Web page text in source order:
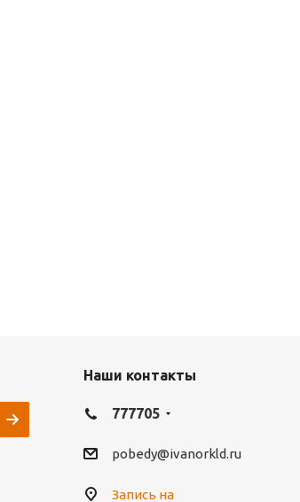
Наши контакты
777705
pobedy@ivanorkld.ru
Запись на